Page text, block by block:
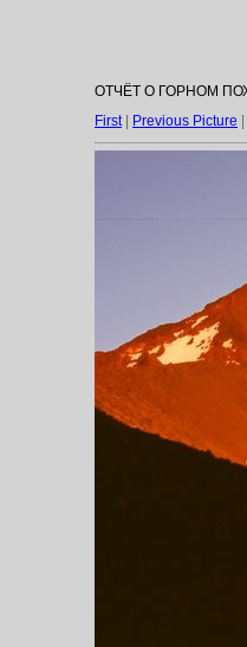
ОТЧЁТ О ГОРНОМ
First| Previous Picture